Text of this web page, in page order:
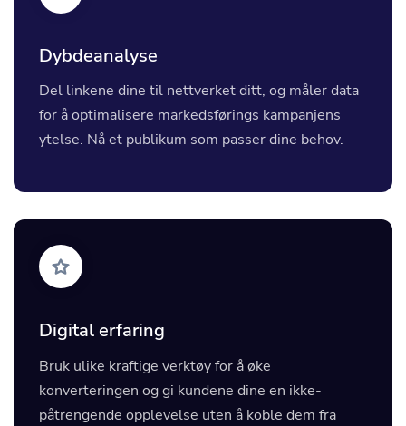
Dybdeanalyse
Del linkene dine til nettverket ditt, og måler data
for å optimalisere markedsførings kampanjens
ytelse. Nå et publikum som passer dine behov.
Digital erfaring
Bruk ulike kraftige verktøy for å øke
konverteringen og gi kundene dine en ikke-
påtrengende opplevelse uten å koble dem fra